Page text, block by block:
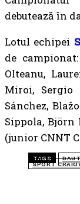
debutează în
Lotul echipei
de
Olteanu,
Miroi, Sergio
Sánchez,
Sippola, Björn
(junior CNNT
TAGS
SPORT